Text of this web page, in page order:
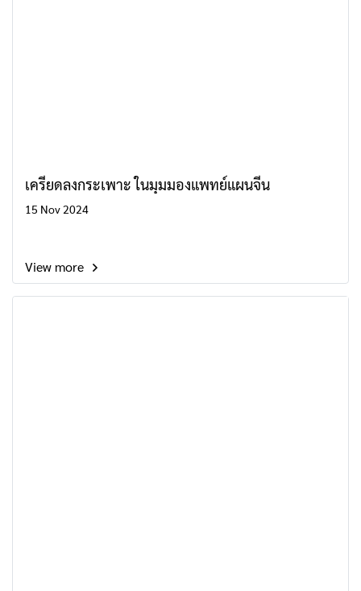
เครียดลงกระเพาะ ในมุมมองแพทย์แผนจีน
15 Nov 2024
View more